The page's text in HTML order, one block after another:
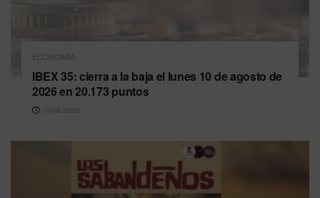
ECONOMÍA
IBEX 35: cierra a la baja el lunes 10 de agosto de
2026 en 20.173 puntos
10/08/2026